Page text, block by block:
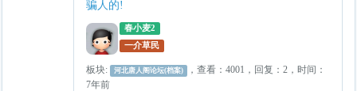
骗人的!
春小麦2
一介草民
板块: 河北唐人阁论坛(档案)
，查看：4001，回复：2，时间：
7年前